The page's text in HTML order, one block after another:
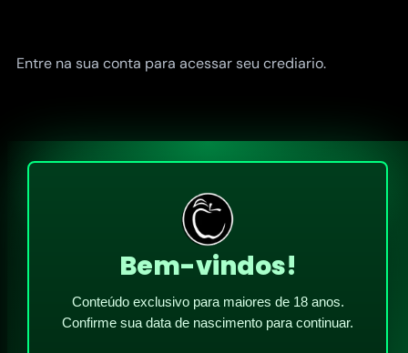
Entre na sua conta para acessar seu crediario.
Bem-vindos!
Conteúdo exclusivo para maiores de 18 anos.
Confirme sua data de nascimento para continuar.